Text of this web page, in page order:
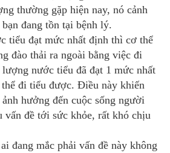
thường gặp hiện nay, nó cảnh
đang tồn tại bệnh lý.
tiểu đạt mức nhất định thì cơ thể
đào thải ra ngoài bằng việc đi
nước tiểu đã đạt 1 mức nhất
đi tiểu được. Điều này khiến
hưởng đến cuộc sống người
vấn đề tới sức khỏe, rất khó chịu
đang mắc phải vấn đề này không